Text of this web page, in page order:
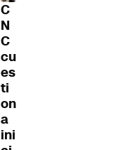
C
N
C
cu
es
ti
on
a
ini